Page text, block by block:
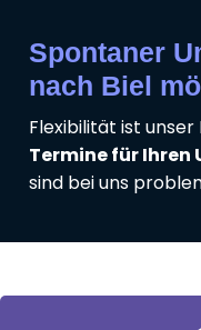
Spontaner
nach Biel
Flexibilität ist
Termine für Ihren
sind bei uns